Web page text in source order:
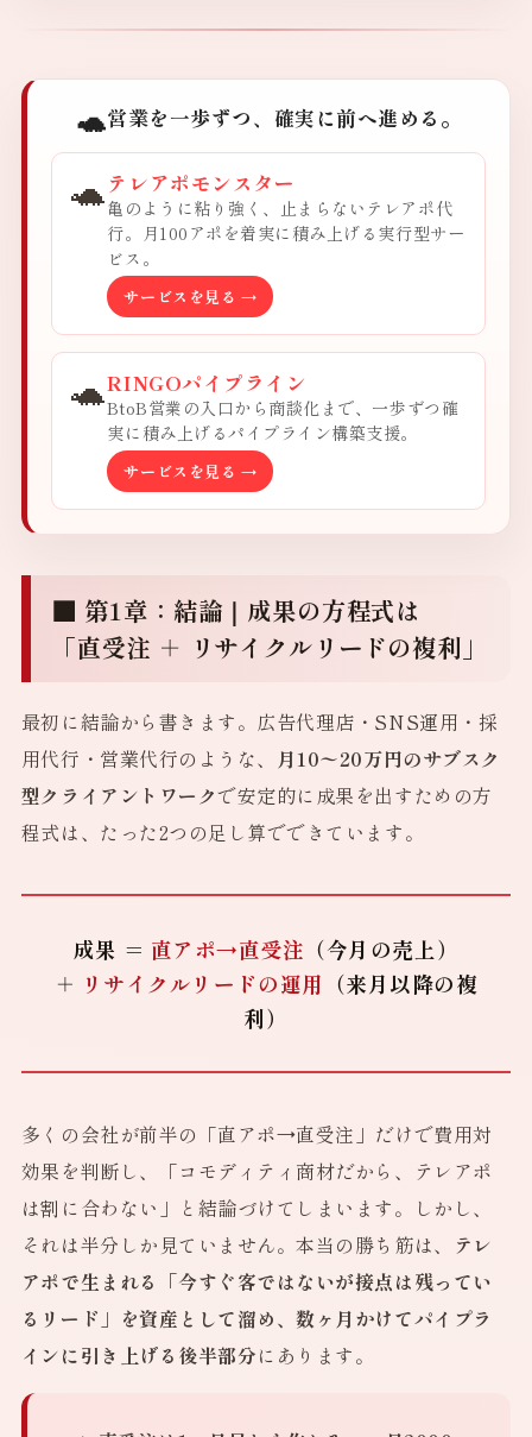
🐢営業を一歩ずつ、確実に前へ進める。
🐢 テレアポモンスター
亀のように粘り強く、止まらないテレアポ代
行。月100アポを着実に積み上げる実行型サー
ビス。
サービスを見る →
🐢RINGOパイプライン
BtoB営業の入口から商談化まで、一歩ずつ確
実に積み上げるパイプライン構築支援。
サービスを見る →
■ 第1章：結論｜成果の方程式は
「直受注 ＋ リサイクルリードの複利」
最初に結論から書きます。広告代理店・SNS運用・採
用代行・営業代行のような、 月10〜20万円のサブスク
型クライアントワークで安定的に成果を出すための方
程式は、たった2つの足し算でできています。
成果 ＝ 直アポ→直受注 （今月の売上）
＋ リサイクルリードの運用 （来月以降の複
利）
多くの会社が前半の「直アポ→直受注」だけで費用対
効果を判断し、「コモディティ商材だから、テレアポ
は割に合わない」と結論づけてしまいます。しかし、
それは半分しか見ていません。本当の勝ち筋は、
テレ
アポで生まれる「今すぐ客ではないが接点は残ってい
るリード」を資産として溜め、数ヶ月かけてパイプラ
インに引き上げる後半部分にあります。